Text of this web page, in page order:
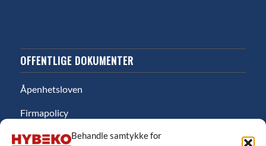
Behandle samtykke for
OFFENTLIGE DOKUMENTER
Åpenhetsloven
Firmapolicy
Miljø